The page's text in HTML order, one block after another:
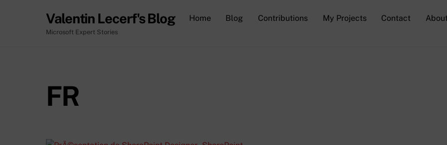
Valentin Lecerf's Blog
Microsoft Expert Stories
Home Blog Contributions My Projects Contact
FR